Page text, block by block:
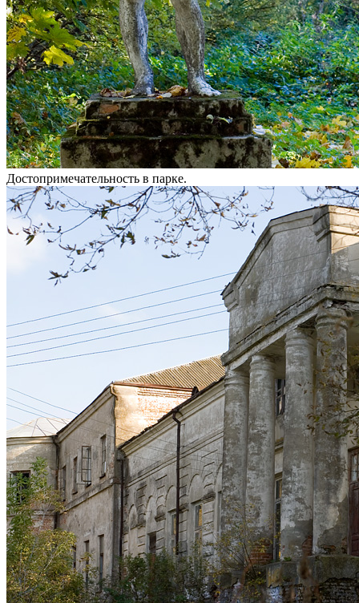
Достопримечательность в парке.